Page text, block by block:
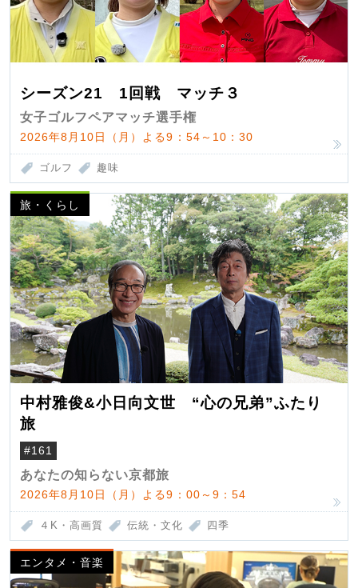
シーズン21 1回戦 マッチ３
女子ゴルフペアマッチ選手権
2026年8月10日（月）よる9：54～10：30
ゴルフ 趣味
旅・くらし
中村雅俊&小日向文世 “心の兄弟”ふたり
旅
#161
あなたの知らない京都旅
2026年8月10日（月）よる9：00～9：54
４K・高画質 伝統・文化 四季
エンタメ・音楽